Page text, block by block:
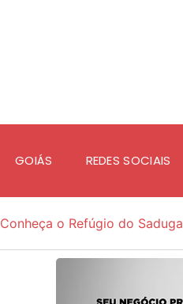
GOIÁS REDES SOCIAIS
Conheça o Refúgio do Saduga